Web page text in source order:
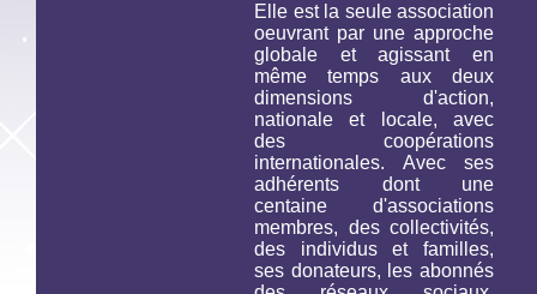
Elle est la seule association
oeuvrant par une approche
globale et agissant en
même temps aux deux
dimensions d'action,
nationale et locale, avec
des coopérations
internationales. Avec ses
adhérents dont une
centaine d'associations
membres, des collectivités,
des individus et familles,
ses donateurs, les abonnés